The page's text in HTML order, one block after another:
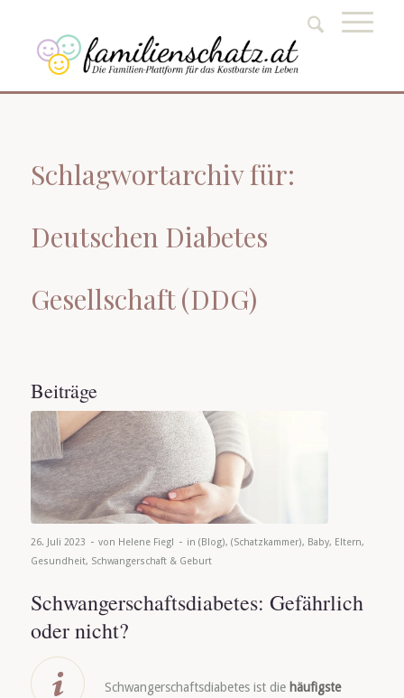
Schlagwortarchiv für:
Deutschen Diabetes
Gesellschaft (DDG)
Beiträge
26. Juli 2023 - von Helene Fiegl - in (Blog), (Schatzkammer), Baby, Eltern,
Gesundheit, Schwangerschaft & Geburt
Schwangerschaftsdiabetes: Gefährlich
oder nicht?
Schwangerschaftsdiabetes ist die häufigste